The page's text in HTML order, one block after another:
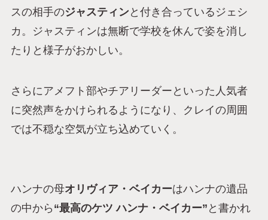
スの相手のジャスティン と付き合っているジェシ
カ。ジャスティンは無断で学校を休んで姿を消し
たりと様子がおかしい。
さらにアメフト部やチアリーダーといった人気者
に突然声をかけられるようになり、クレイの周囲
では不穏な空気が立ち込めていく。
ハンナの母オリヴィア・ベイカーはハンナの遺品
の中から “最高のケツ ハンナ・ベイカー” と書かれ